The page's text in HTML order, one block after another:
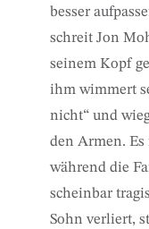
besser
schreit Jon
seinem Kopf
ihm wimmert
nicht“ und
den Armen. Es
während die
scheinbar
Sohn verliert,